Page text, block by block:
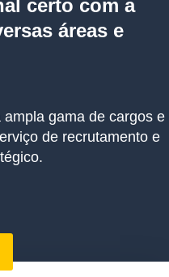
certo com a
áreas e
gama de cargos e
de recrutamento e